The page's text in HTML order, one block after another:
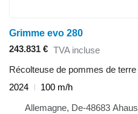
Grimme evo 280
243.831 € TVA incluse
Récolteuse de pommes de terre
2024
100 m/h
Allemagne, De-48683 Ahaus